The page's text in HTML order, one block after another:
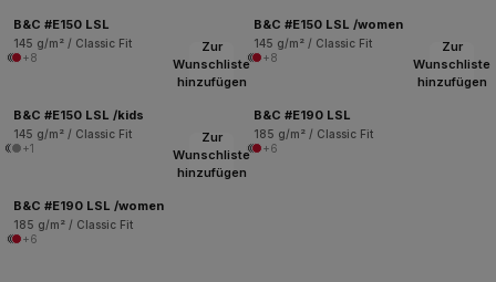
B&C #E150 LSL
145 g/m² / Classic Fit
+8
B&C #E150 LSL /women
145 g/m² / Classic Fit
+8
Zur
Wunschliste
hinzufügen
B&C #E150 LSL /kids
145 g/m² / Classic Fit
+1
Zur
Wunschliste
hinzufügen
B&C #E190 LSL
185 g/m² / Classic Fit
+6
Zur
Wunschliste
hinzufügen
B&C #E190 LSL /women
185 g/m² / Classic Fit
+6